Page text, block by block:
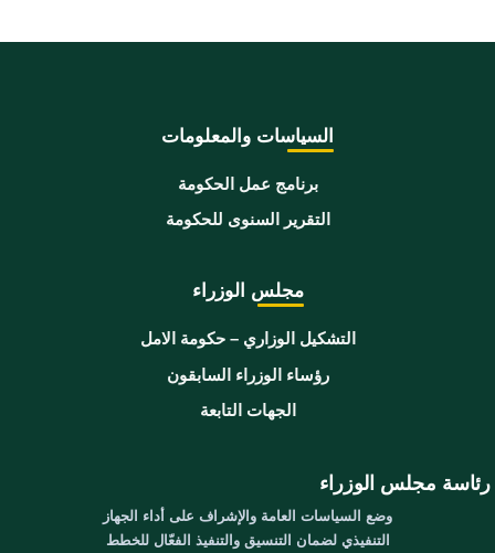
السياسات والمعلومات
برنامج عمل الحكومة
التقرير السنوى للحكومة
مجلس الوزراء
التشكيل الوزاري – حكومة الامل
رؤساء الوزراء السابقون
الجهات التابعة
رئاسة مجلس الوزراء
وضع السياسات العامة والإشراف على أداء الجهاز
التنفيذي لضمان التنسيق والتنفيذ الفعّال للخطط